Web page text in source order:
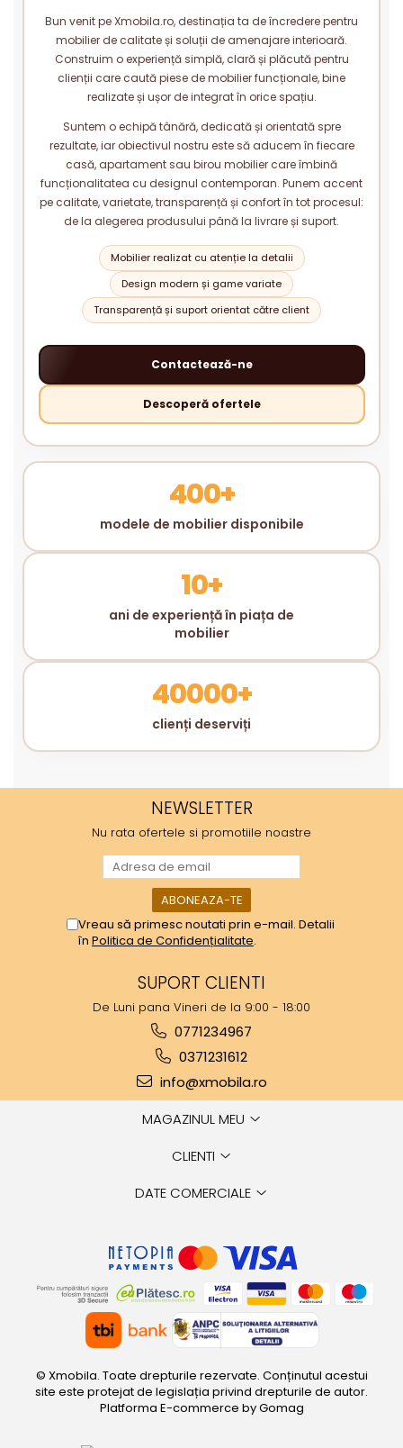
Bun venit pe Xmobila.ro, destinația ta de încredere pentru
mobilier de calitate și soluții de amenajare interioară.
Construim o experiență simplă, clară și plăcută pentru
clienții care caută piese de mobilier funcționale, bine
realizate și ușor de integrat în orice spațiu.
Suntem o echipă tânără, dedicată și orientată spre
rezultate, iar obiectivul nostru este să aducem în fiecare
casă, apartament sau birou mobilier care îmbină
funcționalitatea cu designul contemporan. Punem accent
pe calitate, varietate, transparență și confort în tot procesul:
de la alegerea produsului până la livrare și suport.
Mobilier realizat cu atenție la detalii
Design modern și game variate
Transparență și suport orientat către client
Contactează-ne
Descoperă ofertele
400+
modele de mobilier disponibile
10+
ani de experiență în piața de
mobilier
40000+
clienți deserviți
NEWSLETTER
Nu rata ofertele si promotiile noastre
Vreau să primesc noutati prin e-mail. Detalii
în Politica de Confidențialitate.
SUPORT CLIENTI
De Luni pana Vineri de la 9:00 - 18:00
0771234967
0371231612
info@xmobila.ro
MAGAZINUL MEU
CLIENTI
DATE COMERCIALE
© Xmobila. Toate drepturile rezervate. Conținutul acestui
site este protejat de legislația privind drepturile de autor.
Platforma E-commerce by Gomag